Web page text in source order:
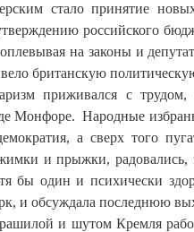
стало принятие
российского
на законы и
британскую
приживался с
Монфоре. Народные
а сверх того
и прыжки, радовались,
бы один и психически
и обсуждала последнюю
и шутом Кремля